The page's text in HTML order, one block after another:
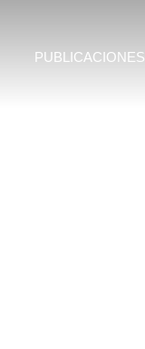
PUBLICACIONES